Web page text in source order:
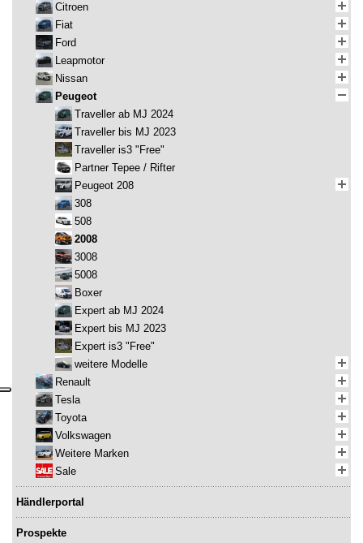
Citroen
Fiat
Ford
Leapmotor
Nissan
Peugeot
Traveller ab MJ 2024
Traveller bis MJ 2023
Traveller is3 "Free"
Partner Tepee / Rifter
Peugeot 208
308
508
2008
3008
5008
Boxer
Expert ab MJ 2024
Expert bis MJ 2023
Expert is3 "Free"
weitere Modelle
Renault
Tesla
Toyota
Volkswagen
Weitere Marken
Sale
Händlerportal
Prospekte